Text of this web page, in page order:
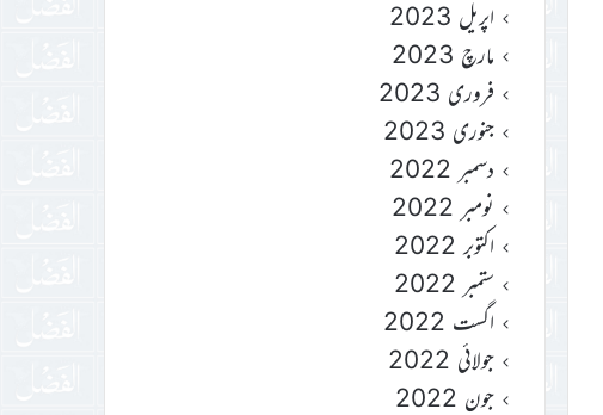
اپریل 2023
مارچ 2023
فروری 2023
جنوری 2023
دسمبر 2022
نومبر 2022
اکتوبر 2022
ستمبر 2022
اگست 2022
جولائی 2022
جون 2022